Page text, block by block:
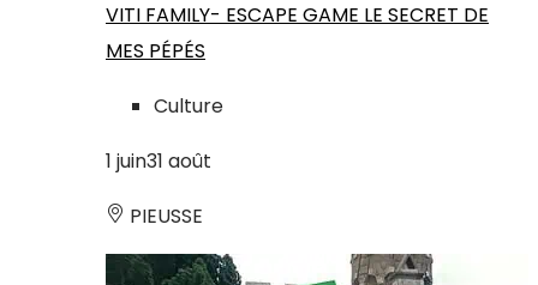
VITI FAMILY- ESCAPE GAME LE SECRET DE
MES PÉPÉS
Culture
1 juin31 août
PIEUSSE